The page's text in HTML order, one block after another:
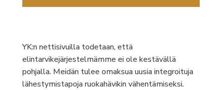
YK:n nettisivuilla todetaan, että
elintarvikejärjestelmämme ei ole kestävällä
pohjalla. Meidän tulee omaksua uusia integroituja
lähestymistapoja ruokahävikin vähentämiseksi.